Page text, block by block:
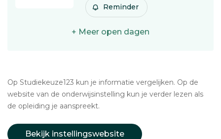
Reminder
+ Meer open dagen
Op Studiekeuze123 kun je informatie vergelijken. Op de
website van de onderwijsinstelling kun je verder lezen als
de opleiding je aanspreekt.
Bekijk instellingswebsite